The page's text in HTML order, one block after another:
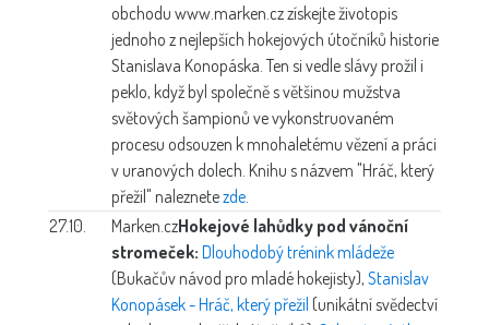
obchodu www.marken.cz získejte životopis
jednoho z nejlepších hokejových útočníků historie
Stanislava Konopáska. Ten si vedle slávy prožil i
peklo, když byl společně s většinou mužstva
světových šampionů ve vykonstruovaném
procesu odsouzen k mnohaletému vězení a práci
v uranových dolech. Knihu s názvem "Hráč, který
přežil" naleznetezde
27.10.
Marken.czHokejové lahůdky pod vánoční
stromeček: Dlouhodobý trénink mládeže
(Bukačův návod pro mladé hokejisty), Stanislav
Konopásek - Hráč, který přežil (unikátní svědectví